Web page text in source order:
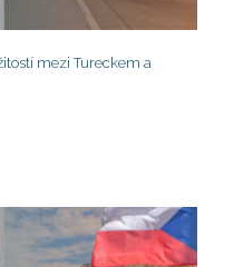
mezi Tureckem a